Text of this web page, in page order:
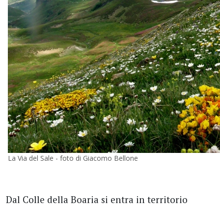
La Via del Sale - foto di Giacomo Bellone
Dal Colle della Boaria si entra in territorio